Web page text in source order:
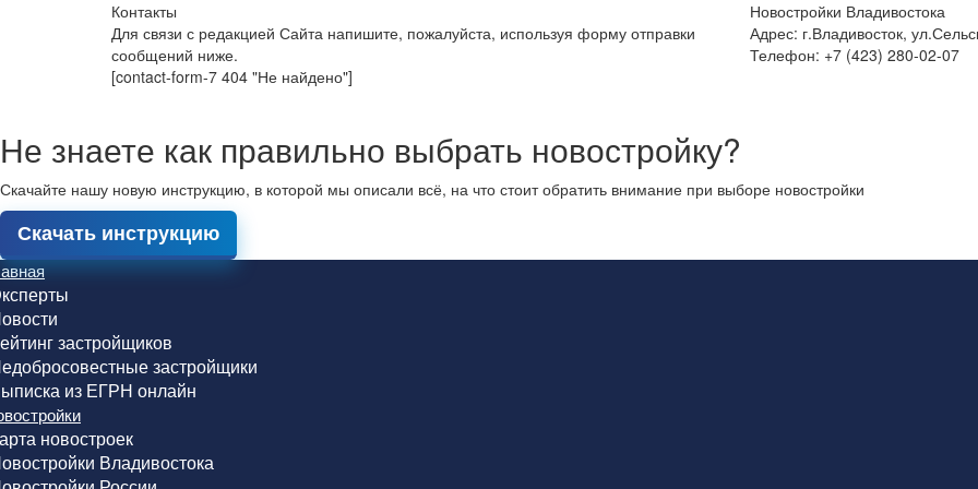
Контакты
Для связи с редакцией Сайта напишите, пожалуйста, используя форму отправки
сообщений ниже.
[contact-form-7 404 "Не найдено"]
Новостройки Владивостока
Адрес: г.Владивосток,
Телефон: +7 (423) 280-02-07
Не знаете как правильно выбрать новостройку?
Скачайте нашу новую инструкцию, в которой мы описали всё, на что стоит обратить внимание при выборе новостройки
Скачать инструкцию
застройщиков
застройщики
из ЕГРН онлайн
новостроек
Владивостока